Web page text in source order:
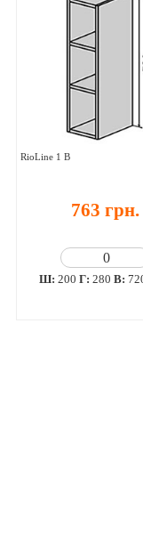
RioLine 1 В
763 грн.
Ш:200 Г:280 В: